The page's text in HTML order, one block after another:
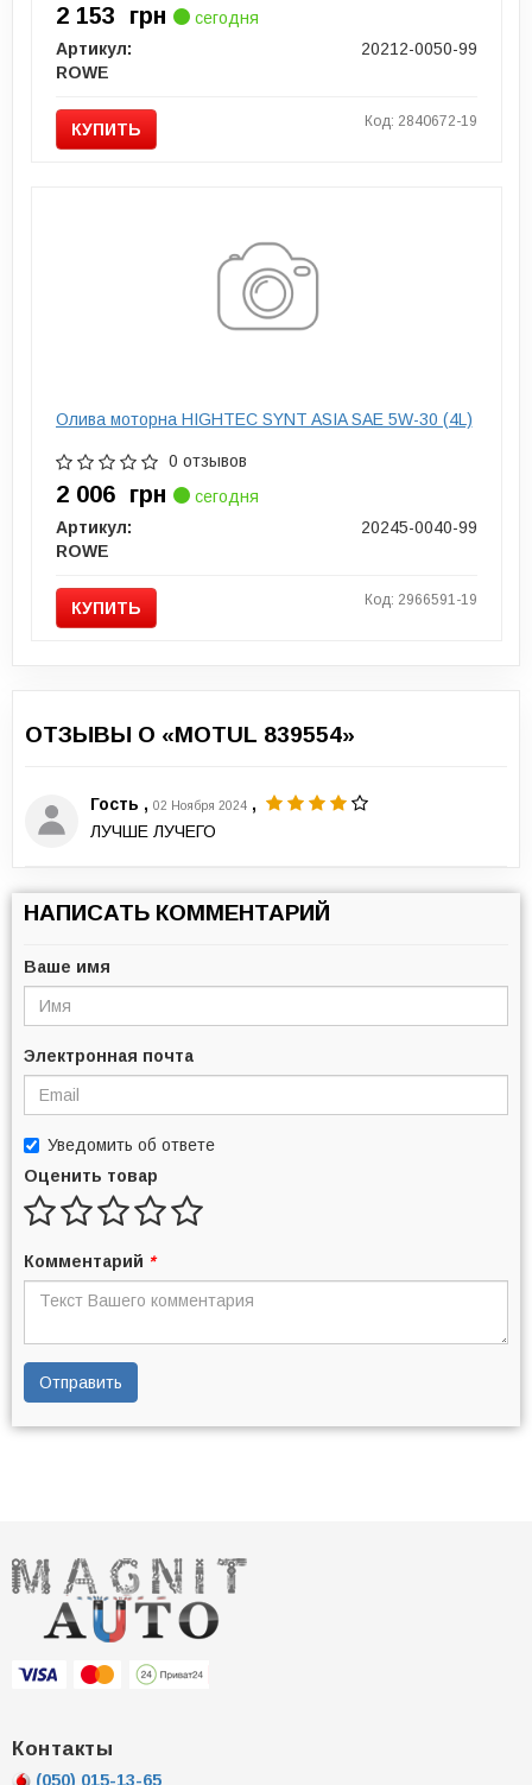
2 153 грн
сегодня
Артикул:
20212-0050-99
ROWE
КУПИТЬ Код: 2840672-19
Олива моторна HIGHTEC SYNT ASIA SAE 5W-30 (4L)
0 отзывов
2 006 грн
сегодня
Артикул:
20245-0040-99
ROWE
КУПИТЬ Код: 2966591-19
ОТЗЫВЫ О «MOTUL 839554»
Гость , 02 Ноября 2024 ,
ЛУЧШЕ ЛУЧЕГО
НАПИСАТЬ КОММЕНТАРИЙ
Ваше имя
Электронная почта
Уведомить об ответе
Оценить товар
Комментарий *
Отправить
Контакты
(050) 015-13-65